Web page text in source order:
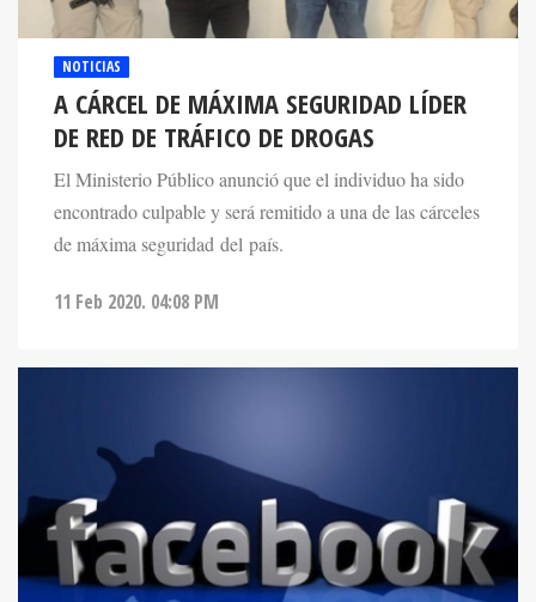
NOTICIAS
A CÁRCEL DE MÁXIMA SEGURIDAD LÍDER
DE RED DE TRÁFICO DE DROGAS
El Ministerio Público anunció que el individuo ha sido
encontrado culpable y será remitido a una de las cárceles
de máxima seguridad del país.
11 Feb 2020. 04:08 PM